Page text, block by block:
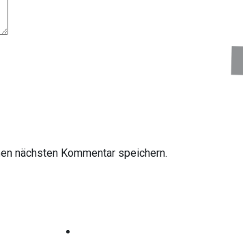
nächsten Kommentar speichern.